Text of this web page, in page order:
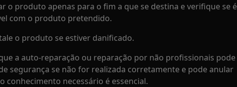
o produto apenas para o fim a que se destina e verifique se é
com o produto pretendido.
o produto se estiver danificado.
a auto-reparação ou reparação por não profissionais pode
segurança se não for realizada corretamente e pode anular
conhecimento necessário é essencial.